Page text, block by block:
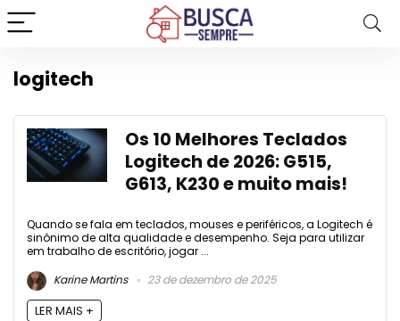
logitech
Os 10 Melhores Teclados
Logitech de 2026: G515,
G613, K230 e muito mais!
Quando se fala em teclados, mouses e periféricos, a Logitech é
sinônimo de alta qualidade e desempenho. Seja para utilizar
em trabalho de escritório, jogar ...
Karine Martins
23 de dezembro de 2025
LER MAIS +